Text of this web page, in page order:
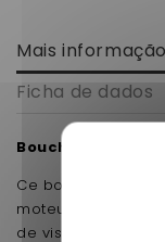
Mais informação
Ficha de dados
Bouchon de
Ce bouchon de
moteur
de visse celui